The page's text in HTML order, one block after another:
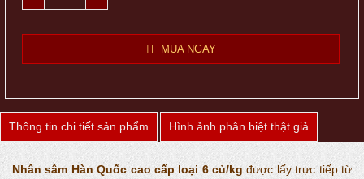
MUA NGAY
Thông tin chi tiết sản phẩm Hình ảnh phân biệt thật giả
Nhân sâm Hàn Quốc cao cấp loại 6 củ/kg được lấy trực tiếp từ